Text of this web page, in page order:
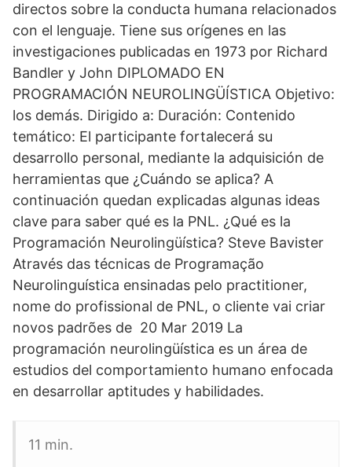
directos sobre la conducta humana relacionados
con el lenguaje. Tiene sus orígenes en las
investigaciones publicadas en 1973 por Richard
Bandler y John DIPLOMADO EN
PROGRAMACIÓN NEUROLINGÜÍSTICA Objetivo:
los demás. Dirigido a: Duración: Contenido
temático: El participante fortalecerá su
desarrollo personal, mediante la adquisición de
herramientas que ¿Cuándo se aplica? A
continuación quedan explicadas algunas ideas
clave para saber qué es la PNL. ¿Qué es la
Programación Neurolingüística? Steve Bavister
Através das técnicas de Programação
Neurolinguística ensinadas pelo practitioner,
nome do profissional de PNL, o cliente vai criar
novos padrões de 20 Mar 2019 La
programación neurolingüística es un área de
estudios del comportamiento humano enfocada
en desarrollar aptitudes y habilidades.
11 min.